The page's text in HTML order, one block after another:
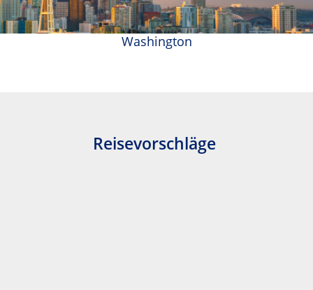
Washington
Reisevorschläge